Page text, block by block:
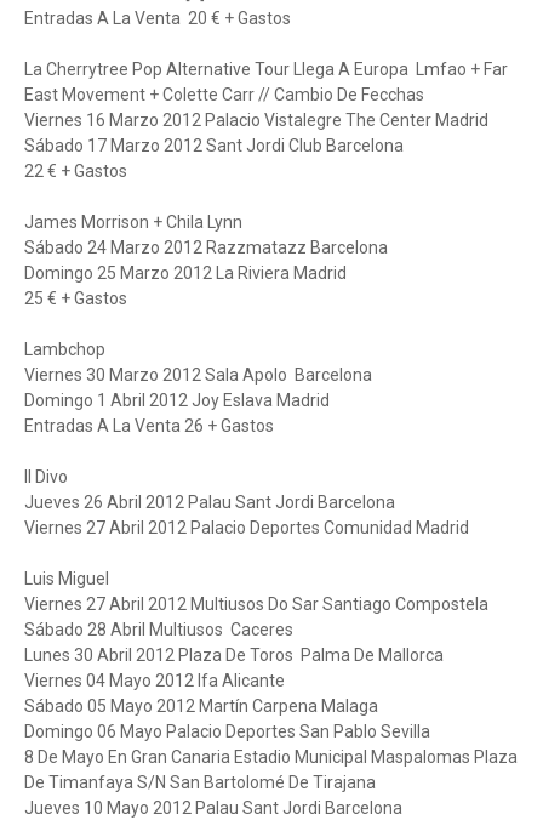
Entradas A La Venta 20 € + Gastos
La Cherrytree Pop Alternative Tour Llega A Europa Lmfao + Far
East Movement + Colette Carr // Cambio De Fecchas
Viernes 16 Marzo 2012 Palacio Vistalegre The Center Madrid
Sábado 17 Marzo 2012 Sant Jordi Club Barcelona
22 € + Gastos
James Morrison + Chila Lynn
Sábado 24 Marzo 2012 Razzmatazz Barcelona
Domingo 25 Marzo 2012 La Riviera Madrid
25 € + Gastos
Lambchop
Viernes 30 Marzo 2012 Sala Apolo Barcelona
Domingo 1 Abril 2012 Joy Eslava Madrid
Entradas A La Venta 26 + Gastos
Il Divo
Jueves 26 Abril 2012 Palau Sant Jordi Barcelona
Viernes 27 Abril 2012 Palacio Deportes Comunidad Madrid
Luis Miguel
Viernes 27 Abril 2012 Multiusos Do Sar Santiago Compostela
Sábado 28 Abril Multiusos Caceres
Lunes 30 Abril 2012 Plaza De Toros Palma De Mallorca
Viernes 04 Mayo 2012 Ifa Alicante
Sábado 05 Mayo 2012 Martín Carpena Malaga
Domingo 06 Mayo Palacio Deportes San Pablo Sevilla
8 De Mayo En Gran Canaria Estadio Municipal Maspalomas Plaza
De Timanfaya S/N San Bartolomé De Tirajana
Jueves 10 Mayo 2012 Palau Sant Jordi Barcelona